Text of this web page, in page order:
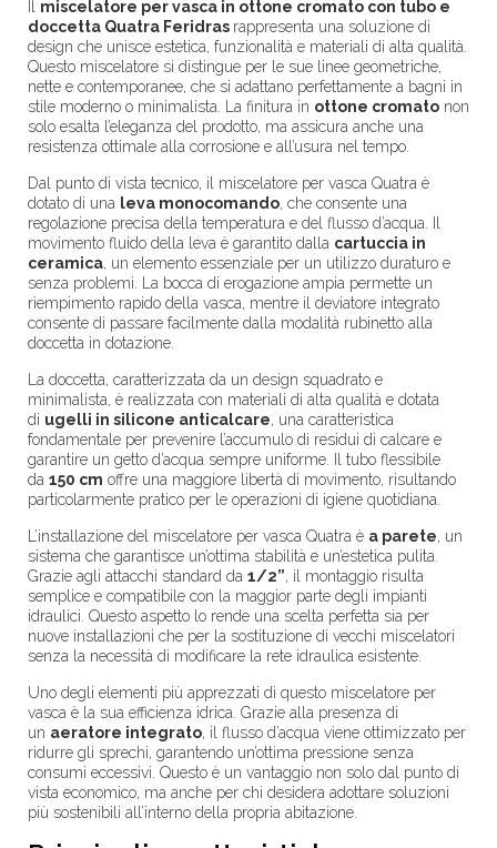
miscelatore per vasca in ottone cromato con tubo e
doccetta Quatra Feridras rappresenta una soluzione di
design che unisce estetica, funzionalità e materiali di alta qualità.
Questo miscelatore si distingue per le sue linee geometriche,
nette e contemporanee, che si adattano perfettamente a bagni in
stile moderno o minimalista. La finitura in ottone cromato non
solo esalta l’eleganza del prodotto, ma assicura anche una
resistenza ottimale alla corrosione e all’usura nel tempo.
Dal punto di vista tecnico, il miscelatore per vasca Quatra è
dotato di una leva monocomando, che consente una
regolazione precisa della temperatura e del flusso d’acqua. Il
movimento fluido della leva è garantito dalla cartuccia in
ceramica, un elemento essenziale per un utilizzo duraturo e
senza problemi. La bocca di erogazione ampia permette un
riempimento rapido della vasca, mentre il deviatore integrato
consente di passare facilmente dalla modalità rubinetto alla
doccetta in dotazione.
La doccetta, caratterizzata da un design squadrato e
minimalista, è realizzata con materiali di alta qualità e dotata
di ugelli in silicone anticalcare, una caratteristica
fondamentale per prevenire l’accumulo di residui di calcare e
garantire un getto d’acqua sempre uniforme. Il tubo flessibile
da 150 cm offre una maggiore libertà di movimento, risultando
particolarmente pratico per le operazioni di igiene quotidiana.
L’installazione del miscelatore per vasca Quatra è a parete, un
sistema che garantisce un’ottima stabilità e un’estetica pulita.
Grazie agli attacchi standard da 1/2”, il montaggio risulta
semplice e compatibile con la maggior parte degli impianti
idraulici. Questo aspetto lo rende una scelta perfetta sia per
nuove installazioni che per la sostituzione di vecchi miscelatori
senza la necessità di modificare la rete idraulica esistente.
Uno degli elementi più apprezzati di questo miscelatore per
vasca è la sua efficienza idrica. Grazie alla presenza di
un aeratore integrato, il flusso d’acqua viene ottimizzato per
ridurre gli sprechi, garantendo un’ottima pressione senza
consumi eccessivi. Questo è un vantaggio non solo dal punto di
vista economico, ma anche per chi desidera adottare soluzioni
più sostenibili all’interno della propria abitazione.